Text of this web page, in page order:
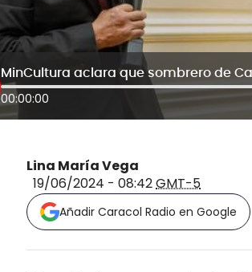
00:00:00
Lina María Vega
19/06/2024 - 08:42GMT-5
Añadir Caracol Radio en Google